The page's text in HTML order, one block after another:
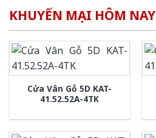
KHUYẾN MẠI HÔM NAY
Cửa Vân Gỗ 5D KAT-
41.52.52A-4TK